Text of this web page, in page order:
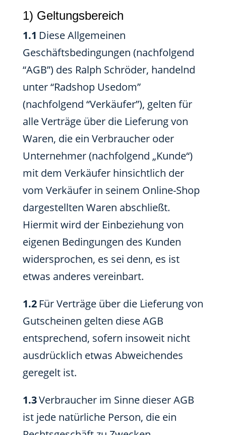
1) Geltungsbereich
1.1 Diese Allgemeinen
Geschäftsbedingungen (nachfolgend
“AGB”) des Ralph Schröder, handelnd
unter “Radshop Usedom”
(nachfolgend “Verkäufer”), gelten für
alle Verträge über die Lieferung von
Waren, die ein Verbraucher oder
Unternehmer (nachfolgend „Kunde“)
mit dem Verkäufer hinsichtlich der
vom Verkäufer in seinem Online-Shop
dargestellten Waren abschließt.
Hiermit wird der Einbeziehung von
eigenen Bedingungen des Kunden
widersprochen, es sei denn, es ist
etwas anderes vereinbart.
1.2Für Verträge über die Lieferung von
Gutscheinen gelten diese AGB
entsprechend, sofern insoweit nicht
ausdrücklich etwas Abweichendes
geregelt ist.
1.3Verbraucher im Sinne dieser AGB
ist jede natürliche Person, die ein